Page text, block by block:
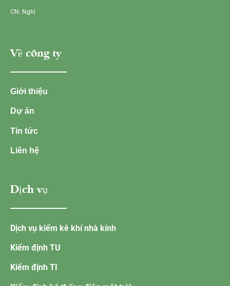
CN: Nghỉ
Về công ty
Giới thiệu
Dự án
Tin tức
Liên hệ
Dịch vụ
Dịch vụ kiểm kê khí nhà kính
Kiểm định TU
Kiểm định TI